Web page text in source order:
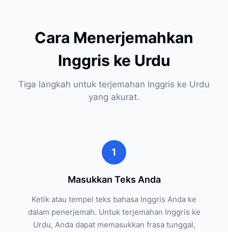
Cara Menerjemahkan
Inggris ke Urdu
Tiga langkah untuk terjemahan Inggris ke Urdu
yang akurat.
1
Masukkan Teks Anda
Ketik atau tempel teks bahasa Inggris Anda ke
dalam penerjemah. Untuk terjemahan Inggris ke
Urdu, Anda dapat memasukkan frasa tunggal,